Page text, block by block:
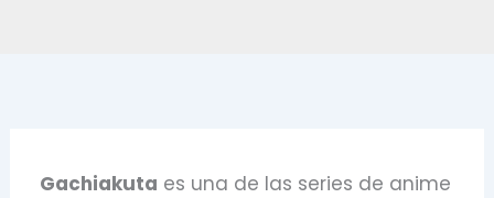
Gachiakuta es una de las series de anime